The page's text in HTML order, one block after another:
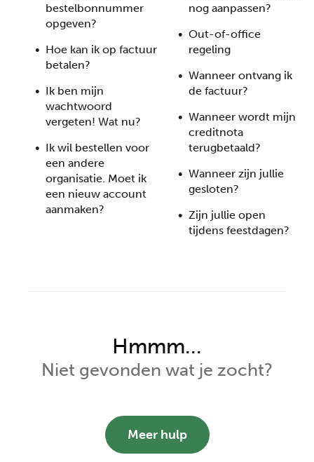
bestelbonnummer
opgeven?
Hoe kan ik op factuur
betalen?
Ik ben mijn
wachtwoord
vergeten! Wat nu?
Ik wil bestellen voor
een andere
organisatie. Moet ik
een nieuw account
aanmaken?
nog aanpassen?
Out-of-office
regeling
Wanneer ontvang ik
de factuur?
Wanneer wordt mijn
creditnota
terugbetaald?
Wanneer zijn jullie
gesloten?
Zijn jullie open
tijdens feestdagen?
Hmmm...
Niet gevonden wat je zocht?
Meer hulp